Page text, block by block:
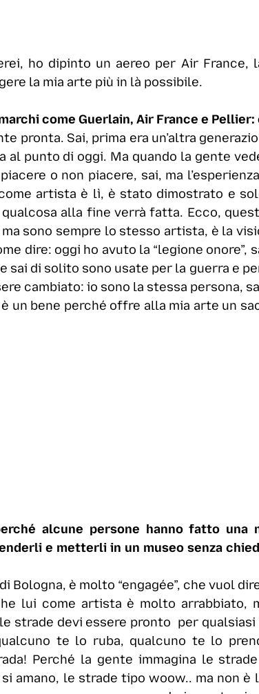
ho dipinto un aereo per Air France,
la mia arte più in là possibile.
come Guerlain, Air France e
pronta. Sai, prima era un’altra
al punto di oggi. Ma quando la gente
o non piacere, sai, ma
artista è lì, è stato dimostrato e
alla fine verrà fatta. Ecco,
sono sempre lo stesso artista, è la
dire: oggi ho avuto la “legione onore”,
sai di solito sono usate per la guerra e
cambiato: io sono la stessa persona,
un bene perché offre alla mia arte un
alcune persone hanno fatto una
e metterli in un museo senza
Bologna, è molto “engagée”, che vuol
lui come artista è molto arrabbiato,
strade devi essere pronto per qualsiasi
te lo ruba, qualcuno te lo
Perché la gente immagina le
amano, le strade tipo woow.. ma non è